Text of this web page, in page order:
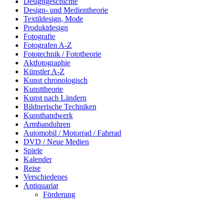
Design- und Medientheorie
Textildesign, Mode
Produktdesign
Fotografie
Fotografen A-Z
Fototechnik / Fototheorie
Aktfotographie
Künstler A-Z
Kunst chronologisch
Kunsttheorie
Kunst nach Ländern
Bildnerische Techniken
Kunsthandwerk
Armbanduhren
Automobil / Motorrad / Fahrrad
DVD / Neue Medien
Spiele
Kalender
Reise
Verschiedenes
Antiquariat
Förderung